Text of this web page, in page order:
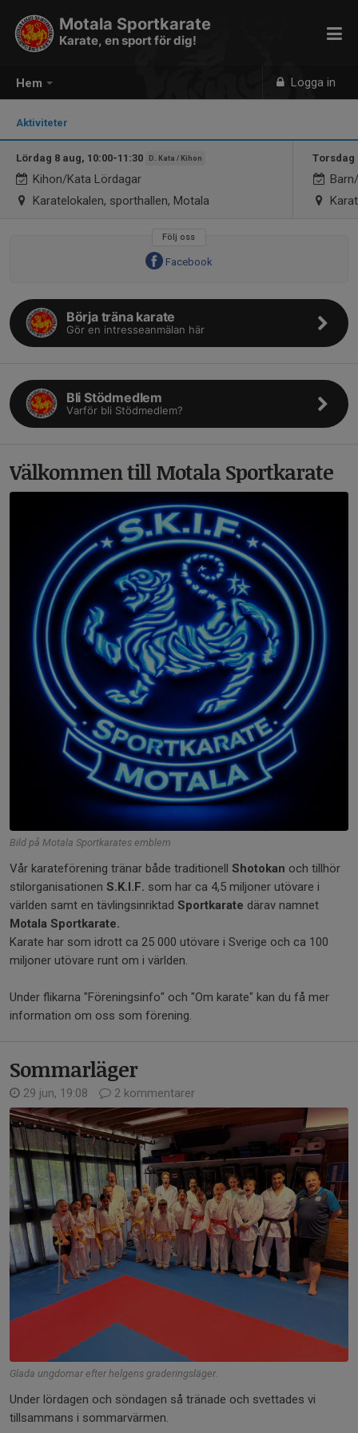
Hem Logga in
Motala Sportkarate
Karate, en sport för dig!
Aktiviteter
Lördag 8 aug, 10:00-11:30 D. Kata / Kihon
Kihon/Kata Lördagar
Karatelokalen, sporthallen, Motala
Torsdag
Följ oss
Facebook
Börja träna karate
Gör en intresseanmälan här
Bli Stödmedlem
Varför bli Stödmedlem?
Välkommen till Motala Sportkarate
Bild på Motala Sportkarates emblem
Vår karateförening tränar både traditionell Shotokan och tillhör
stilorganisationen S.K.I.F. som har ca 4,5 miljoner utövare i
världen samt en tävlingsinriktad Sportkarate därav namnet
Motala Sportkarate.
Karate har som idrott ca 25 000 utövare i Sverige och ca 100
miljoner utövare runt om i världen.
Under flikarna "Föreningsinfo" och "Om karate" kan du få mer
information om oss som förening.
Sommarläger
29 jun, 19:08 2 kommentarer
Glada ungdomar efter helgens graderingsläger.
Under lördagen och söndagen så tränade och svettades vi
tillsammans i sommarvärmen.